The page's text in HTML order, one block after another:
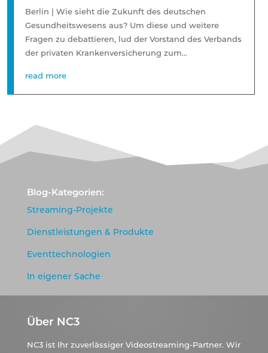
Berlin | Wie sieht die Zukunft des deutschen
Gesundheitswesens aus? Um diese und weitere
Fragen zu debattieren, lud der Vorstand des Verbands
der privaten Krankenversicherung zum...
read more
Blog-Kategorien:
Streaming-Projekte
Dienstleistungen & Produkte
Eventtechnologien
In eigener Sache
Über NC3
NC3 ist Ihr zuverlässiger Videostreaming-Partner. Wir